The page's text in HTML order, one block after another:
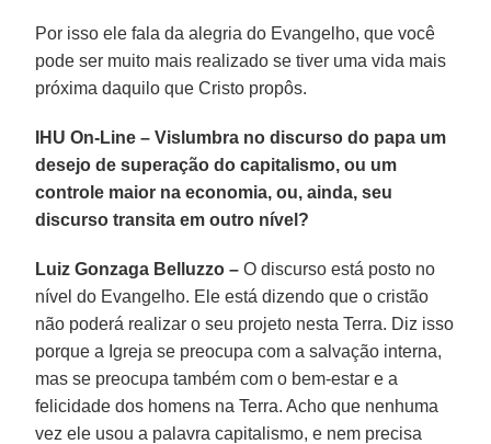
Por isso ele fala da alegria do Evangelho, que você
pode ser muito mais realizado se tiver uma vida mais
próxima daquilo que Cristo propôs.
IHU On-Line – Vislumbra no discurso do papa um
desejo de superação do capitalismo, ou um
controle maior na economia, ou, ainda, seu
discurso transita em outro nível?
Luiz Gonzaga Belluzzo – O discurso está posto no
nível do Evangelho. Ele está dizendo que o cristão
não poderá realizar o seu projeto nesta Terra. Diz isso
porque a Igreja se preocupa com a salvação interna,
mas se preocupa também com o bem-estar e a
felicidade dos homens na Terra. Acho que nenhuma
vez ele usou a palavra capitalismo, e nem precisa